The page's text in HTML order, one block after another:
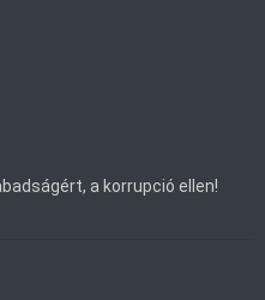
a korrupció ellen!